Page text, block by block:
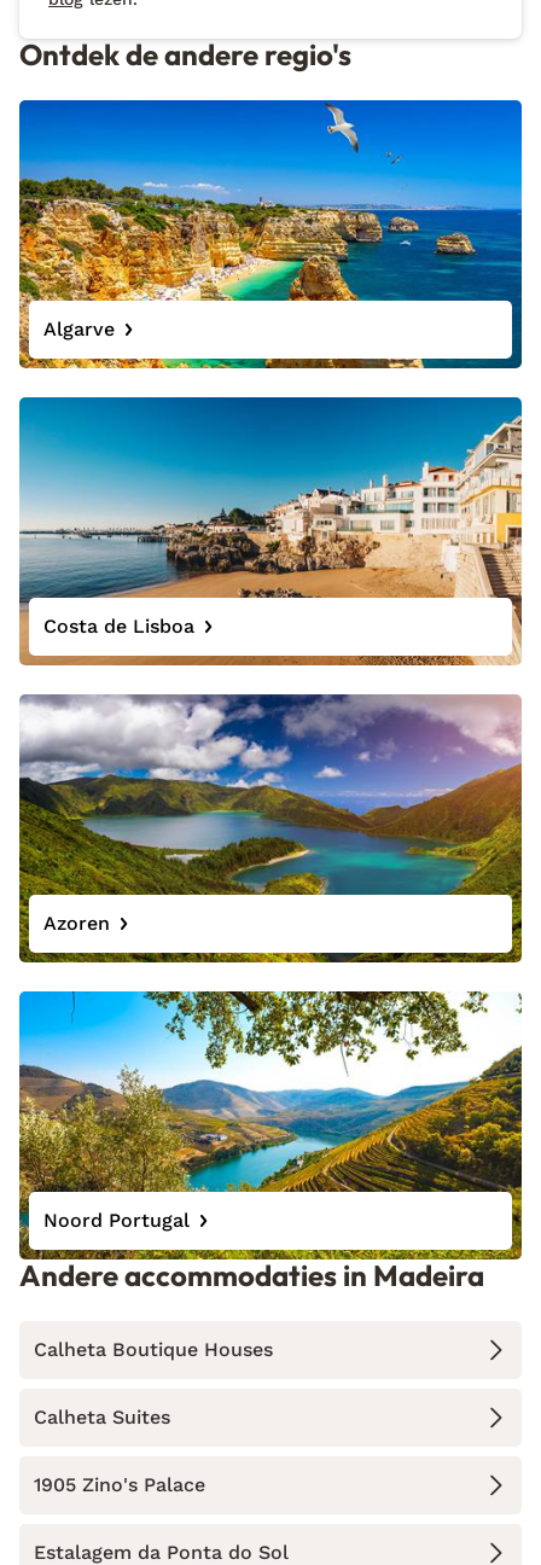
Ontdek de andere regio's
Algarve
Costa de Lisboa
Azoren
Noord Portugal
Andere accommodaties in Madeira
Calheta Boutique Houses
Calheta Suites
1905 Zino's Palace
Estalagem da Ponta do Sol